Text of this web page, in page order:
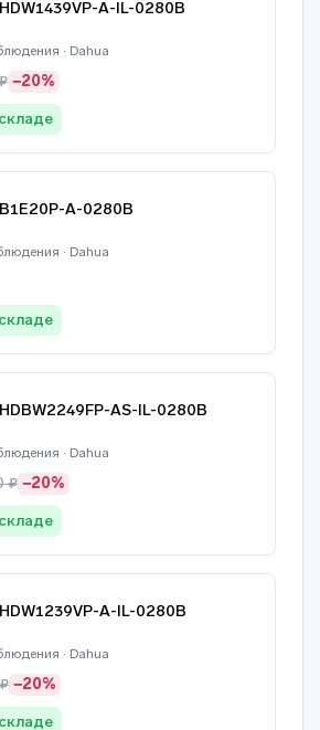
A-IL-0280B
· Dahua
−20%
A-0280B
· Dahua
AS-IL-0280B
· Dahua
₽ −20%
A-IL-0280B
· Dahua
−20%